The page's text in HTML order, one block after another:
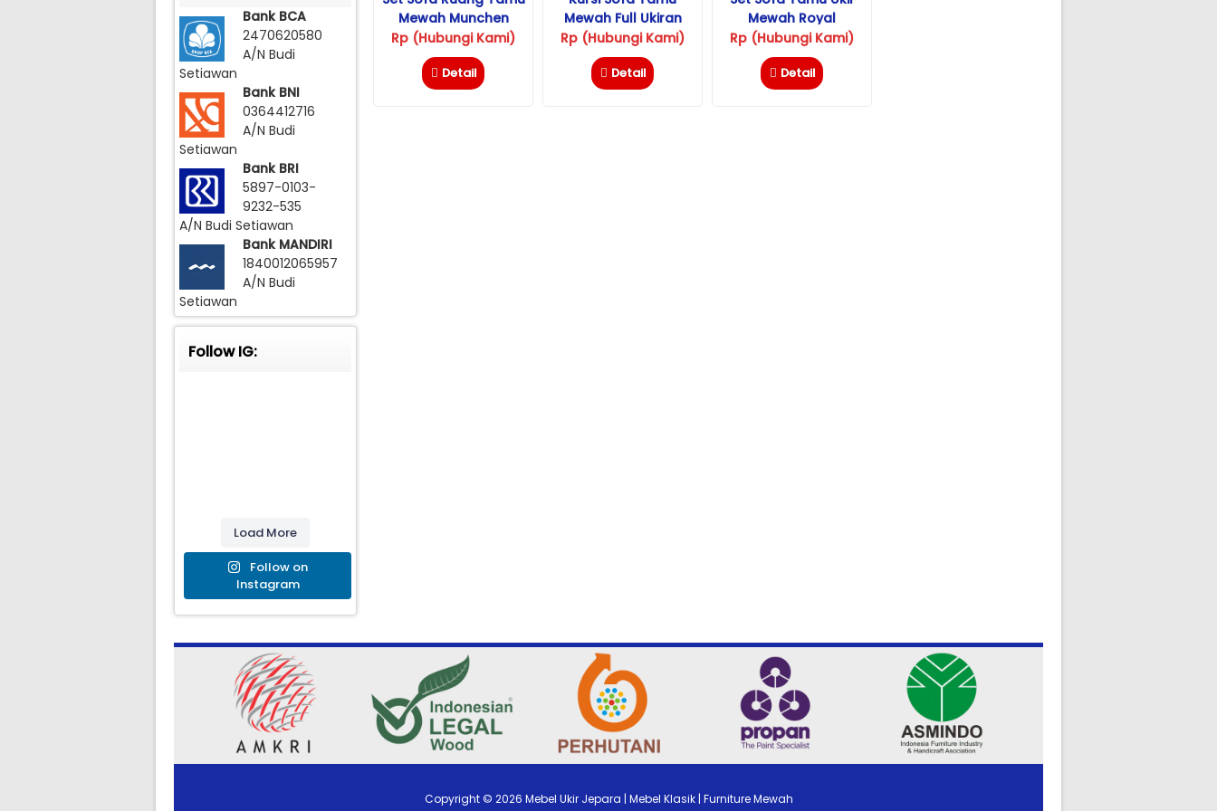
Mewah Munchen
Jepara
Rp (Hubungi Kami)
Detail
Mewah Full Ukiran
Gold Jepara
Rp (Hubungi Kami)
Detail
Mewah Royal
Istambul
Rp (Hubungi Kami)
Detail
Bank BCA
2470620580
A/N Budi
Setiawan
Bank BNI
0364412716
A/N Budi
Setiawan
Bank BRI
5897-0103-
9232-535
A/N Budi Setiawan
Bank MANDIRI
1840012065957
A/N Budi
Setiawan
Follow IG:
Load More
Follow on
Instagram
Copyright © 2026 Mebel Ukir Jepara | Mebel Klasik | Furniture Mewah